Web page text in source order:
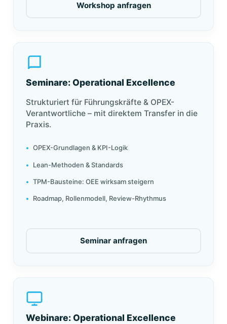
Workshop anfragen
Seminare: Operational Excellence
Strukturiert für Führungskräfte & OPEX-
Verantwortliche – mit direktem Transfer in die
Praxis.
OPEX-Grundlagen & KPI-Logik
Lean-Methoden & Standards
TPM-Bausteine: OEE wirksam steigern
Roadmap, Rollenmodell, Review-Rhythmus
Seminar anfragen
Webinare: Operational Excellence